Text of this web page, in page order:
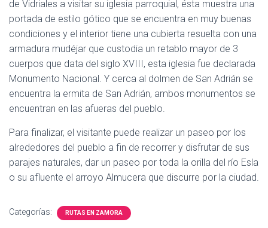
de Vidriales a visitar su iglesia parroquial, ésta muestra una
portada de estilo gótico que se encuentra en muy buenas
condiciones y el interior tiene una cubierta resuelta con una
armadura mudéjar que custodia un retablo mayor de 3
cuerpos que data del siglo XVIII, esta iglesia fue declarada
Monumento Nacional. Y cerca al dolmen de San Adrián se
encuentra la ermita de San Adrián, ambos monumentos se
encuentran en las afueras del pueblo.
Para finalizar, el visitante puede realizar un paseo por los
alrededores del pueblo a fin de recorrer y disfrutar de sus
parajes naturales, dar un paseo por toda la orilla del río Esla
o su afluente el arroyo Almucera que discurre por la ciudad.
Categorías: RUTAS EN ZAMORA